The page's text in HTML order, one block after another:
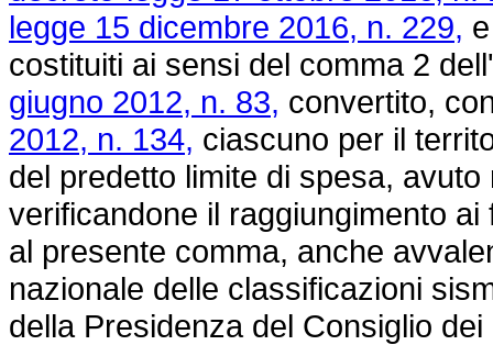
legge 15 dicembre 2016, n. 229,
costituiti ai sensi del comma 2
giugno 2012, n. 83, convertito,
2012, n. 134, ciascuno per il
del predetto limite di spesa,
verificandone il raggiungimento
al presente comma, anche
nazionale delle classificazioni
della Presidenza del Consiglio dei